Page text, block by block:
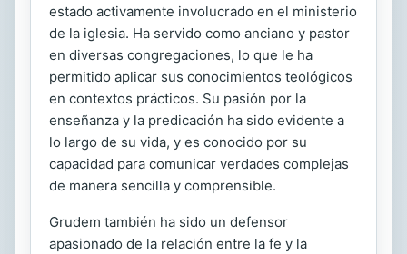
estado activamente involucrado en el ministerio
de la iglesia. Ha servido como anciano y pastor
en diversas congregaciones, lo que le ha
permitido aplicar sus conocimientos teológicos
en contextos prácticos. Su pasión por la
enseñanza y la predicación ha sido evidente a
lo largo de su vida, y es conocido por su
capacidad para comunicar verdades complejas
de manera sencilla y comprensible.
Grudem también ha sido un defensor
apasionado de la relación entre la fe y la